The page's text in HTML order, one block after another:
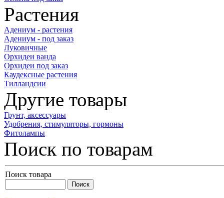
Растения
Адениум - растения
Адениум - под заказ
Луковичные
Орхидеи ванда
Орхидеи под заказ
Каудексные растения
Тилландсии
Другие товары
Грунт, аксессуары
Удобрения, стимуляторы, гормоны
Фитолампы
Поиск по товарам
Поиск товара